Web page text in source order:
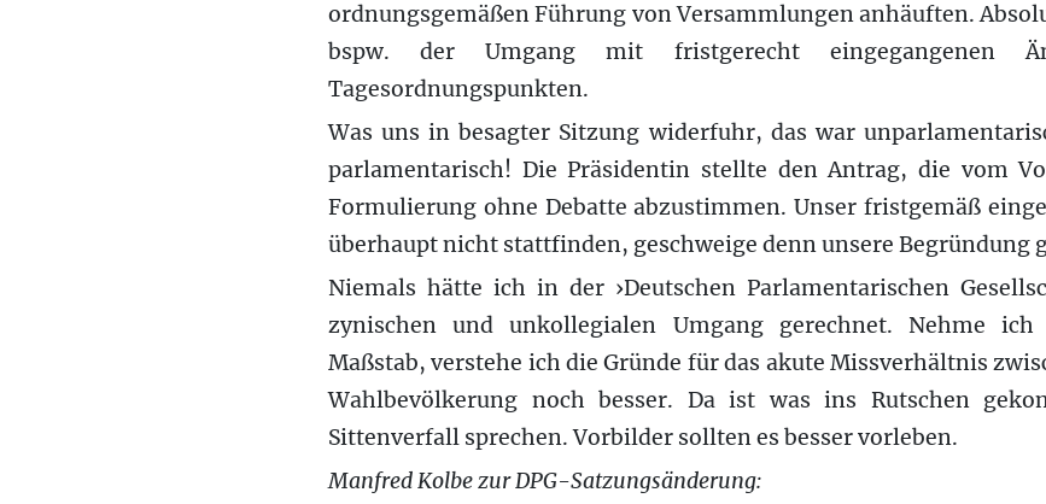
ordnungsgemäßen Führung von Versammlungen anhäuften.
bspw. der Umgang mit fristgerecht eingegangenen
Tagesordnungspunkten.
Was uns in besagter Sitzung widerfuhr, das war
parlamentarisch! Die Präsidentin stellte den Antrag, die vom
Formulierung ohne Debatte abzustimmen. Unser fristgemäß
überhaupt nicht stattfinden, geschweige denn unsere Begründung
Niemals hätte ich in der ›Deutschen Parlamentarischen
zynischen und unkollegialen Umgang gerechnet. Nehme
Maßstab, verstehe ich die Gründe für das akute Missverhältnis
Wahlbevölkerung noch besser. Da ist was ins Rutschen
Sittenverfall sprechen. Vorbilder sollten es besser vorleben.
Manfred Kolbe zur DPG-Satzungsänderung: